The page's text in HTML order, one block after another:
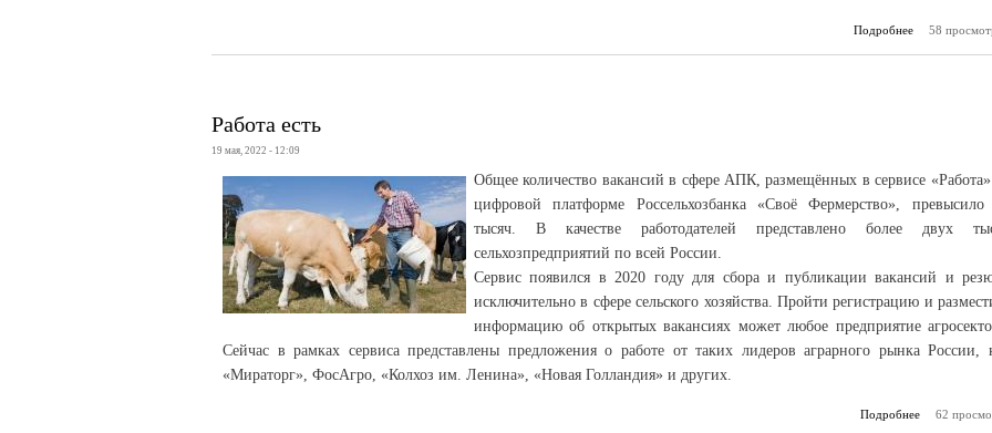
Подробнее
о Задай свой
58
Работа есть
19 мая, 2022 - 12:09
Общее количество вакансий в сфере АПК, размещённых в сервисе
цифровой платформе Россельхозбанка «Своё Фермерство»,
тысяч. В качестве работодателей представлено более двух
сельхозпредприятий по всей России.
Сервис появился в 2020 году для сбора и публикации вакансий и
исключительно в сфере сельского хозяйства. Пройти регистрацию и
информацию об открытых вакансиях может любое предприятие
Сейчас в рамках сервиса представлены предложения о работе от таких лидеров аграрного рынка России,
«Мираторг», ФосАгро, «Колхоз им. Ленина», «Новая Голландия» и других.
Подробнее о Работа есть
62